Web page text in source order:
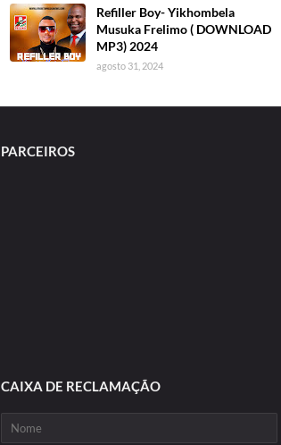
Refiller Boy- Yikhombela
Musuka Frelimo ( DOWNLOAD
MP3) 2024
agosto 31, 2024
PARCEIROS
CAIXA DE RECLAMAÇÃO